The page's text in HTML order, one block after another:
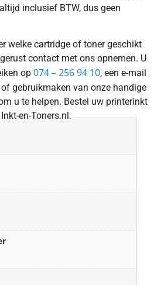
inclusief BTW, dus geen
welke cartridge of toner geschikt
contact met ons opnemen. U
op 074 – 256 94 10, een e-mail
of gebruikmaken van onze handige
u te helpen. Bestel uw printerinkt
en-Toners.nl.